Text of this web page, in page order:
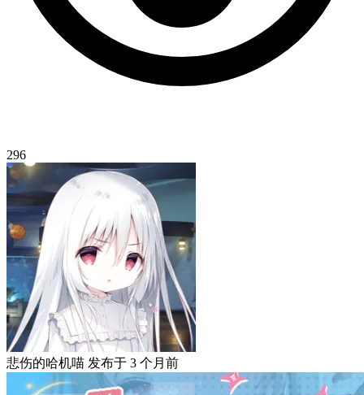
296
悲伤的哈机喵 发布于 3 个月前